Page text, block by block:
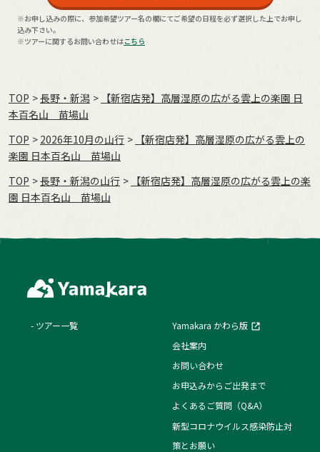
※お申し込みの際に、参加希望ツアー名の欄にてご希望の日程を必ず選択した上でお申し
込み下さい。
※ツアーに関するお問い合わせはこちら
TOP 長野・新潟
【新宿店発】高層湿原の広がる雲上の楽園 日
本百名山 苗場山
TOP
2026年10月の⼭⾏
【新宿店発】高層湿原の広がる雲上の
楽園 日本百名山 苗場山
TOP
長野・新潟の山行
【新宿店発】高層湿原の広がる雲上の楽
園 日本百名山 苗場山
ツアー一覧
Yamakara かわら版
会社案内
お問い合わせ
お申込みからご出発まで
よくあるご質問（Q&A）
新型コロナウイルス感染防止対
策とお願い